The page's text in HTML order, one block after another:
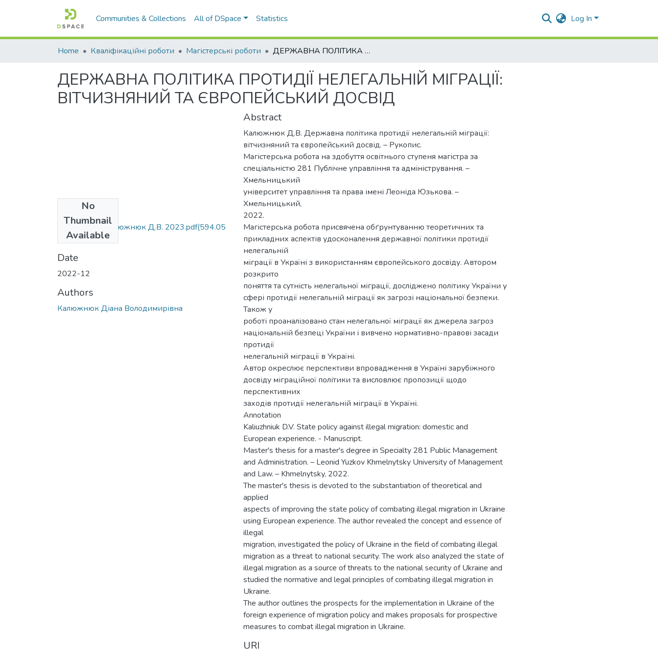
Communities & Collections All of DSpace Statistics Log In
Home Кваліфікаційні роботи Магістерські роботи ДЕРЖАВНА ПОЛІТИКА ПРОТИДІЇ НЕЛЕГАЛЬНІЙ МІГРАЦІЇ: ВІТЧИЗНЯНИЙ ТА ЄВРОПЕЙСЬКИЙ ДОСВІД
ДЕРЖАВНА ПОЛІТИКА ПРОТИДІЇ НЕЛЕГАЛЬНІЙ МІГРАЦІЇ:
ВІТЧИЗНЯНИЙ ТА ЄВРОПЕЙСЬКИЙ ДОСВІД
No
Thumbnail
Available
МР 281 д.ф. Калюжнюк Д.В. 2023.pdf(594.05
KB)
Date
2022-12
Authors
Калюжнюк Діана Володимирівна
Abstract
Калюжнюк Д.В. Державна політика протидії нелегальній міграції:
вітчизняний та європейський досвід. – Рукопис.
Магістерська робота на здобуття освітнього ступеня магістра за
спеціальністю 281 Публічне управління та адміністрування. –
Хмельницький
університет управління та права імені Леоніда Юзькова. –
Хмельницький,
2022.
Магістерська робота присвячена обґрунтуванню теоретичних та
прикладних аспектів удосконалення державної політики протидії
нелегальній
міграції в Україні з використанням європейського досвіду. Автором
розкрито
поняття та сутність нелегальної міграції, досліджено політику України у
сфері протидії нелегальній міграції як загрозі національної безпеки.
Також у
роботі проаналізовано стан нелегальної міграції як джерела загроз
національній безпеці України і вивчено нормативно-правові засади
протидії
нелегальній міграції в Україні.
Автор окреслює перспективи впровадження в Україні зарубіжного
досвіду міграційної політики та висловлює пропозиції щодо
перспективних
заходів протидії нелегальній міграції в Україні.
Annotation
Kaliuzhniuk D.V. State policy against illegal migration: domestic and
European experience. - Manuscript.
Master's thesis for a master's degree in Specialty 281 Public Management
and Administration. – Leonid Yuzkov Khmelnytsky University of Management
and Law. – Khmelnуtsky, 2022.
The master's thesis is devoted to the substantiation of theoretical and
applied
aspects of improving the state policy of combating illegal migration in Ukraine
using European experience. The author revealed the concept and essence of
illegal
migration, investigated the policy of Ukraine in the field of combating illegal
migration as a threat to national security. The work also analyzed the state of
illegal migration as a source of threats to the national security of Ukraine and
studied the normative and legal principles of combating illegal migration in
Ukraine.
The author outlines the prospects for the implementation in Ukraine of the
foreign experience of migration policy and makes proposals for prospective
measures to combat illegal migration in Ukraine.
URI